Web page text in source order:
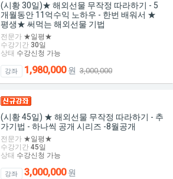
(시황 30일)★ 해외선물 무작정 따라하기 - 5
개월동안 11억수익 노하우 - 한번 배워서 ★
평생★ 써먹는 해외선물 기법
전문가 ★일평★
수강기간 30일
상태 수강신청 가능
강좌 1,980,000원3,000,000
(시황 45일) ★ 해외선물 무작정 따라하기 - 추
가기법 - 하나씩 공개 시리즈 -8월공개
전문가 ★일평★
수강기간 45일
상태 수강신청 가능
강좌 3,000,000원